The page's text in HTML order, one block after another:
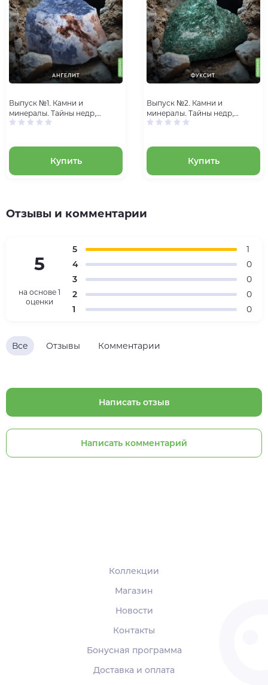
Выпуск №1. Камни и
минералы. Тайны недр,
Ангелит
Купить
Выпуск №2. Камни и
минералы. Тайны недр,
Фуксит
Купить
Отзывы и комментарии
Все Отзывы Комментарии
Написать отзыв
Написать комментарий
5
на основе 1
оценки
5
1
4
0
3
0
2
0
1
0
Коллекции
Магазин
Новости
Контакты
Бонусная программа
Доставка и оплата